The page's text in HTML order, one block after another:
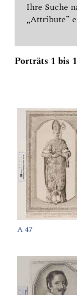
Ihre Suche
„Attribute”
Porträts 1 bis
A 47